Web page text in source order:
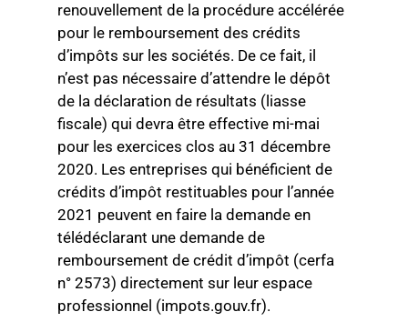
renouvellement de la procédure accélérée
pour le remboursement des crédits
d’impôts sur les sociétés. De ce fait, il
n’est pas nécessaire d’attendre le dépôt
de la déclaration de résultats (liasse
fiscale) qui devra être effective mi-mai
pour les exercices clos au 31 décembre
2020. Les entreprises qui bénéficient de
crédits d’impôt restituables pour l’année
2021 peuvent en faire la demande en
télédéclarant une demande de
remboursement de crédit d’impôt (cerfa
n° 2573) directement sur leur espace
professionnel (impots.gouv.fr).